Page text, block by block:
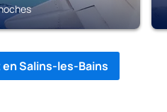
Salins-les-Bains